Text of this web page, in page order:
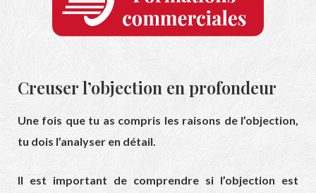
Creuser l’objection en profondeur
Une fois que tu as compris les raisons de l’objection,
tu dois l’analyser en détail.
Il est important de comprendre si l’objection est